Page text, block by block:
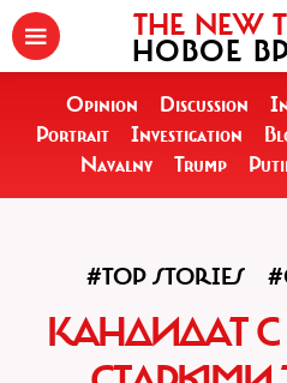
THE NEW
НОВОЕ
Opinion Discussion
Portrait
Investigation
Navalny
Trump
#TOP STORIES
КАНДИДАТ